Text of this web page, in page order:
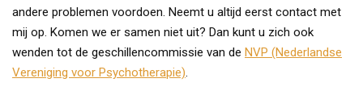
andere problemen voordoen. Neemt u altijd eerst contact met
mij op. Komen we er samen niet uit? Dan kunt u zich ook
wenden tot de geschillencommissie van de NVP (Nederlandse
Vereniging voor Psychotherapie)